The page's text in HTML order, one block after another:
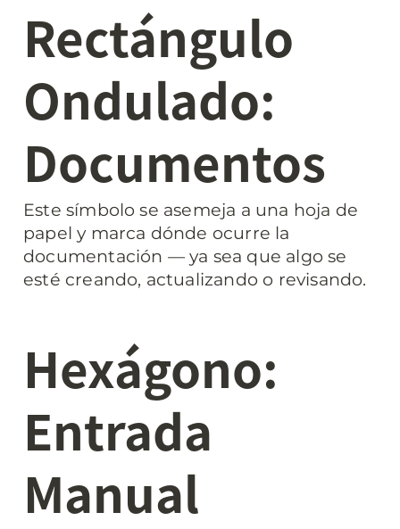
Rectángulo
Ondulado:
Documentos
Este símbolo se asemeja a una hoja de
papel y marca dónde ocurre la
documentación — ya sea que algo se
esté creando, actualizando o revisando.
Hexágono:
Entrada
Manual